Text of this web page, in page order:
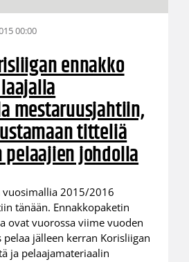
00:00
ennakko
mestaruusjahtiin,
titteliä
johdolla
vuosimallia 2015/2016
tänään. Ennakkopaketin
ovat vuorossa viime vuoden
jälleen kerran Korisliigan
ja pelaajamateriaalin